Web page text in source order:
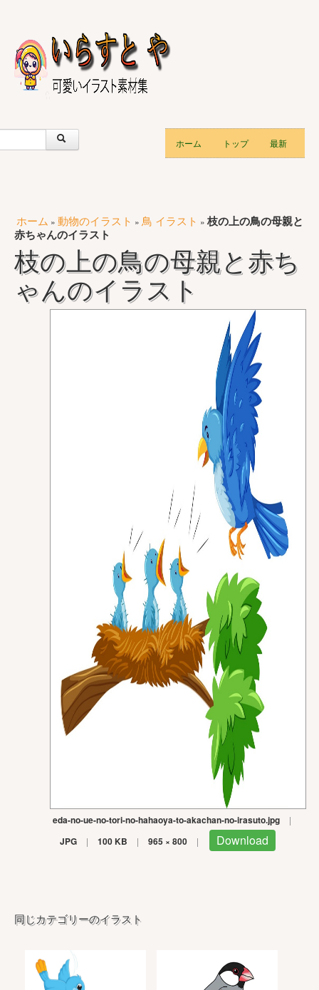
ホーム トップ 最新
ホーム » 動物のイラスト » 鳥 イラスト » 枝の上の鳥の母親と
赤ちゃんのイラスト
枝の上の鳥の母親と赤ち
ゃんのイラスト
eda-no-ue-no-tori-no-hahaoya-to-akachan-no-irasuto.jpg |
JPG | 100 KB | 965 × 800 | Download
同じカテゴリーのイラスト